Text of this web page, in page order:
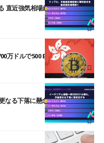
直近強気相場続く【仮想通貨チ
万ドルで500 BTCを購入
なる下落に懸念【仮想通貨チャ